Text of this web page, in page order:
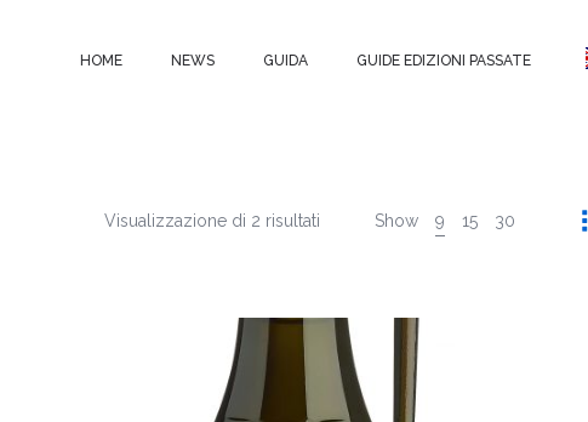
HOME NEWS GUIDA GUIDE EDIZIONI PASSATE
Visualizzazione di 2 risultati Show 9 15 30